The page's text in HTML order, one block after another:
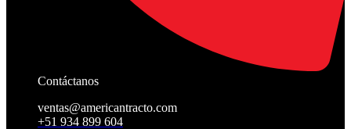
Contáctanos
ventas@americantracto.com
+51 934 899 604